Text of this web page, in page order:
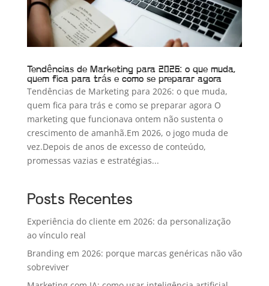
Tendências de Marketing para 2026: o que muda,
quem fica para trás e como se preparar agora
Tendências de Marketing para 2026: o que muda,
quem fica para trás e como se preparar agora O
marketing que funcionava ontem não sustenta o
crescimento de amanhã.Em 2026, o jogo muda de
vez.Depois de anos de excesso de conteúdo,
promessas vazias e estratégias...
Posts Recentes
Experiência do cliente em 2026: da personalização
ao vínculo real
Branding em 2026: porque marcas genéricas não vão
sobreviver